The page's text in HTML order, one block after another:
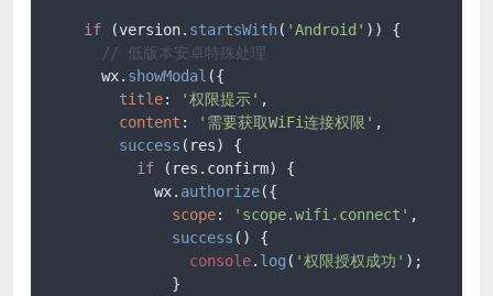
if (version. startsWith( 'Android' )) {
// 低版本安卓特殊处理
      wx.
showModal ({
title: '权限提示' ,
content : '需要获取WiFi连接权限' ,
success ( res) {
if (res. confirm) {
            wx.
authorize({
scope: 'scope.wifi.connect' ,
success ( ) {
console. log ( '权限授权成功' );
              }